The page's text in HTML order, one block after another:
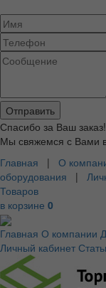
Спасибо за Ваш заказ!
Мы свяжемся с Вами
Главная | О
оборудования |
Товаров
в корзине 0
Главная О компании
Личный кабинет